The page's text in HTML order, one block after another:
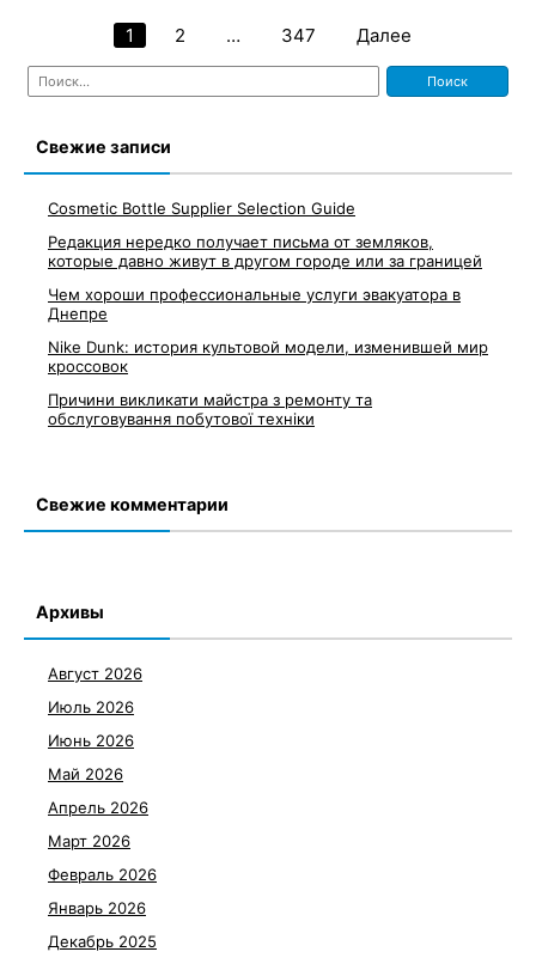
Навигация
по
1 2 … 347 Далее
Найти:
Свежие записи
Cosmetic Bottle Supplier Selection Guide
Редакция нередко получает письма от земляков,
которые давно живут в другом городе или за границей
Чем хороши профессиональные услуги эвакуатора в
Днепре
Nike Dunk: история культовой модели, изменившей мир
кроссовок
Причини викликати майстра з ремонту та
обслуговування побутової техніки
Свежие комментарии
Архивы
Август 2026
Июль 2026
Июнь 2026
Май 2026
Апрель 2026
Март 2026
Февраль 2026
Январь 2026
Декабрь 2025